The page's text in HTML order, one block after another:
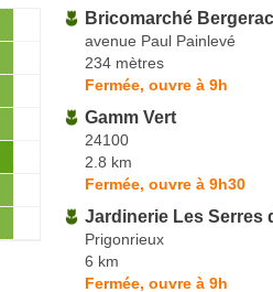
Bricomarché Bergerac
avenue Paul Painlevé
234 mètres
Fermée, ouvre à 9h
Gamm Vert
24100
2.8 km
Fermée, ouvre à 9h30
Jardinerie Les Serres
Prigonrieux
6 km
Fermée, ouvre à 9h